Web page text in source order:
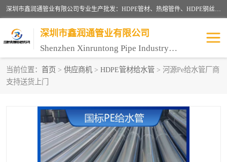
深圳市鑫润通管业有限公司专业生产批发：HDPE管材、热熔管件、HDPE钢丝骨架管、电熔管件、HDPE双壁波纹管、MPP电力管、井盖、PVC管材管件、PPR管材管件等；公司自创建以来，始终秉承“团结、务实、创新、守信”的服务宗旨，凭借专业的服务以及多年的勤奋拼搏，发展成为一家专业销售各种管材管件，绝缘电工套管及配件等系列产品的贸易公司。
深圳市鑫润通管业有限公司
Shenzhen Xinruntong Pipe Industry Co., Ltd
当前位置： 首页 > 供应商机 > HDPE管材给水管 > 河源Pe给水管厂商
支持送货上门
HDPE管材给水管
HDPE双壁波纹管 HDPE电力通讯管
UPVC电力通讯管 MPP电力通信管